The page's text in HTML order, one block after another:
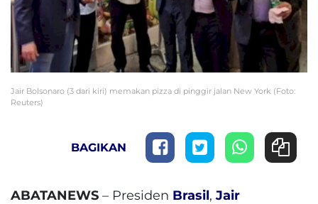
Jair Bolsonaro (3 dari kiri) memakan pizza di pinggir jalan New York (Foto:
Reuters)
BAGIKAN
ABATANEWS – Presiden Brasil, Jair